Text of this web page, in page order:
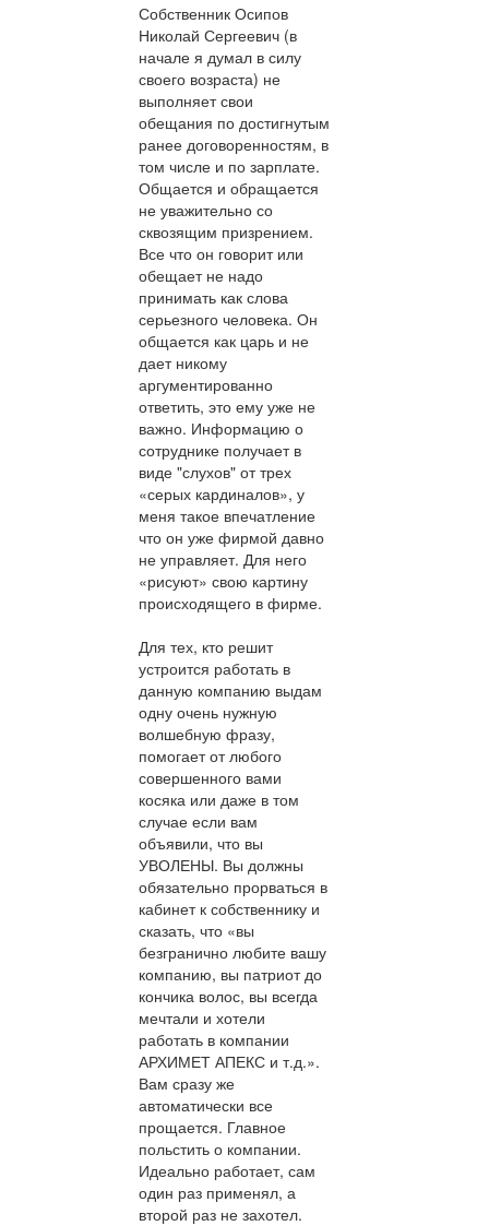
Собственник Осипов
Николай Сергеевич (в
начале я думал в силу
своего возраста) не
выполняет свои
обещания по достигнутым
ранее договоренностям, в
том числе и по зарплате.
Общается и обращается
не уважительно со
сквозящим призрением.
Все что он говорит или
обещает не надо
принимать как слова
серьезного человека. Он
общается как царь и не
дает никому
аргументированно
ответить, это ему уже не
важно. Информацию о
сотруднике получает в
виде "слухов" от трех
«серых кардиналов», у
меня такое впечатление
что он уже фирмой давно
не управляет. Для него
«рисуют» свою картину
происходящего в фирме.
Для тех, кто решит
устроится работать в
данную компанию выдам
одну очень нужную
волшебную фразу,
помогает от любого
совершенного вами
косяка или даже в том
случае если вам
объявили, что вы
УВОЛЕНЫ. Вы должны
обязательно прорваться в
кабинет к собственнику и
сказать, что «вы
безгранично любите вашу
компанию, вы патриот до
кончика волос, вы всегда
мечтали и хотели
работать в компании
АРХИМЕТ АПЕКС и т.д.».
Вам сразу же
автоматически все
прощается. Главное
польстить о компании.
Идеально работает, сам
один раз применял, а
второй раз не захотел.